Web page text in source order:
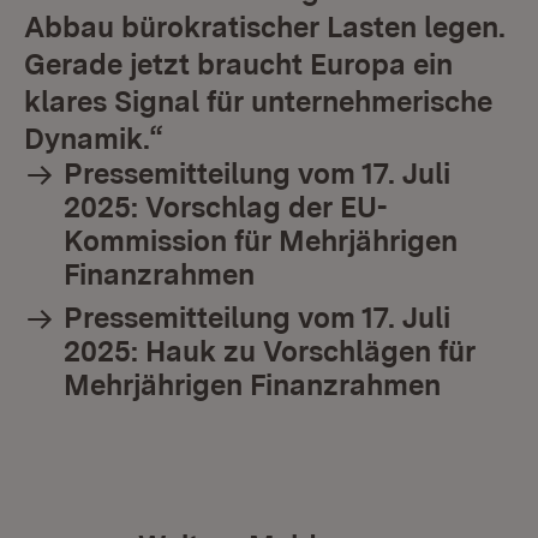
Abbau bürokratischer Lasten legen.
Gerade jetzt braucht Europa ein
klares Signal für unternehmerische
Dynamik.“
Pressemitteilung vom 17. Juli
2025: Vorschlag der EU-
Kommission für Mehrjährigen
Finanzrahmen
Pressemitteilung vom 17. Juli
2025: Hauk zu Vorschlägen für
Mehrjährigen Finanzrahmen